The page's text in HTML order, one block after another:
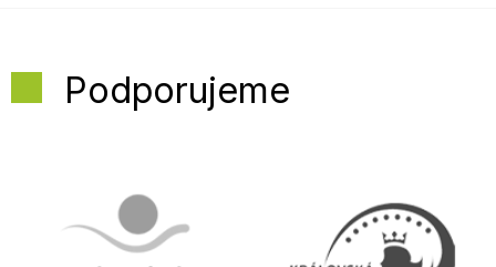
Podporujeme